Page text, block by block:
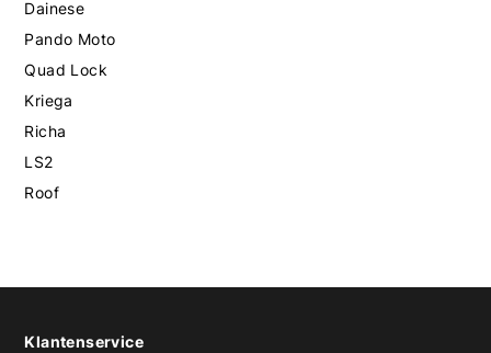
Dainese
Pando Moto
Quad Lock
Kriega
Richa
LS2
Roof
Klantenservice